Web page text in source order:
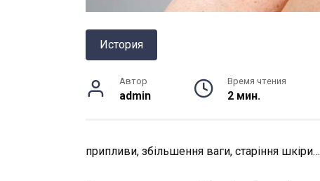
История
Автор
admin
Время чтения
2 мин.
припливи, збільшення ваги, старіння шкіри…